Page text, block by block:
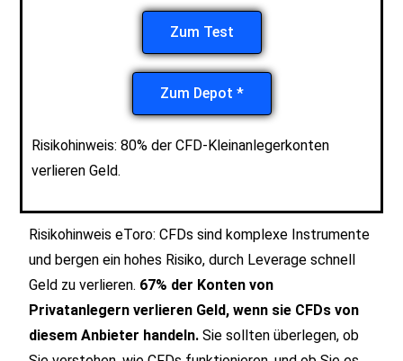
Zum Test
Zum Depot *
Risikohinweis: 80% der CFD-Kleinanlegerkonten
verlieren Geld.
Risikohinweis eToro: CFDs sind komplexe Instrumente
und bergen ein hohes Risiko, durch Leverage schnell
Geld zu verlieren. 67% der Konten von
Privatanlegern verlieren Geld, wenn sie CFDs von
diesem Anbieter handeln. Sie sollten überlegen, ob